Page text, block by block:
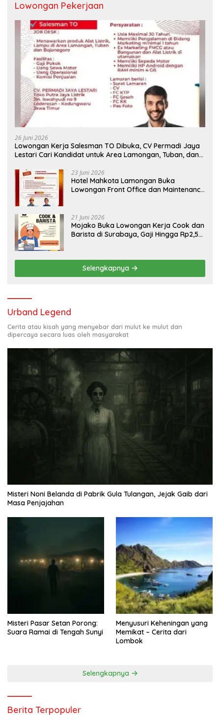
Lowongan Pekerjaan
26 Juni 2026
Lowongan Kerja Salesman TO Dibuka, CV Permadi Jaya
Lestari Cari Kandidat untuk Area Lamongan, Tuban, dan
23 Juni 2026
Hotel Mahkota Lamongan Buka
Lowongan Front Office dan Maintenance
21 Juni 2026
Mojako Buka Lowongan Kerja Cook dan
Barista di Surabaya, Gaji Hingga Rp2,5
Selengkapnya
Urband Legend
Cerita atau kisah yang menyebar dari mulut ke mulut dan
dipercaya secara luas oleh masyarakat
Misteri Noni Belanda di Pabrik Gula Tulangan, Jejak Gaib dari
Masa Penjajahan
Misteri Pasar Setan Porong:
Suara Ramai di Tengah Sunyi
Menyusuri Keheningan yang
Memikat – Cerita dari
Lombok
Selengkapnya
Berita Terpopuler